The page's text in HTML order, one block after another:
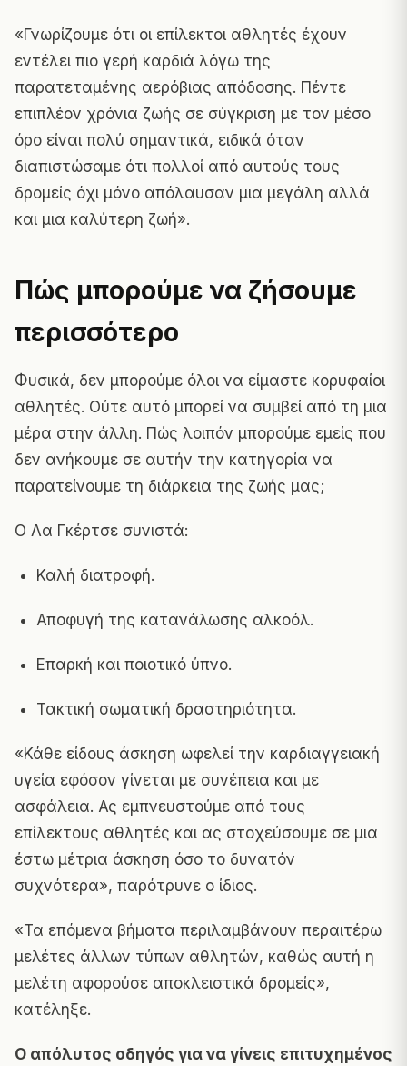
«Γνωρίζουμε ότι οι επίλεκτοι αθλητές έχουν
εντέλει πιο γερή καρδιά λόγω της
παρατεταμένης αερόβιας απόδοσης. Πέντε
επιπλέον χρόνια ζωής σε σύγκριση με τον μέσο
όρο είναι πολύ σημαντικά, ειδικά όταν
διαπιστώσαμε ότι πολλοί από αυτούς τους
δρομείς όχι μόνο απόλαυσαν μια μεγάλη αλλά
και μια καλύτερη ζωή».
Πώς μπορούμε να ζήσουμε
περισσότερο
Φυσικά, δεν μπορούμε όλοι να είμαστε κορυφαίοι
αθλητές. Ούτε αυτό μπορεί να συμβεί από τη μια
μέρα στην άλλη. Πώς λοιπόν μπορούμε εμείς που
δεν ανήκουμε σε αυτήν την κατηγορία να
παρατείνουμε τη διάρκεια της ζωής μας;
Ο Λα Γκέρτσε συνιστά:
Καλή διατροφή.
Αποφυγή της κατανάλωσης αλκοόλ.
Επαρκή και ποιοτικό ύπνο.
Τακτική σωματική δραστηριότητα.
«Κάθε είδους άσκηση ωφελεί την καρδιαγγειακή
υγεία εφόσον γίνεται με συνέπεια και με
ασφάλεια. Ας εμπνευστούμε από τους
επίλεκτους αθλητές και ας στοχεύσουμε σε μια
έστω μέτρια άσκηση όσο το δυνατόν
συχνότερα», παρότρυνε ο ίδιος.
«Τα επόμενα βήματα περιλαμβάνουν περαιτέρω
μελέτες άλλων τύπων αθλητών, καθώς αυτή η
μελέτη αφορούσε αποκλειστικά δρομείς»,
κατέληξε.
Ο απόλυτος οδηγός για να γίνεις επιτυχημένος